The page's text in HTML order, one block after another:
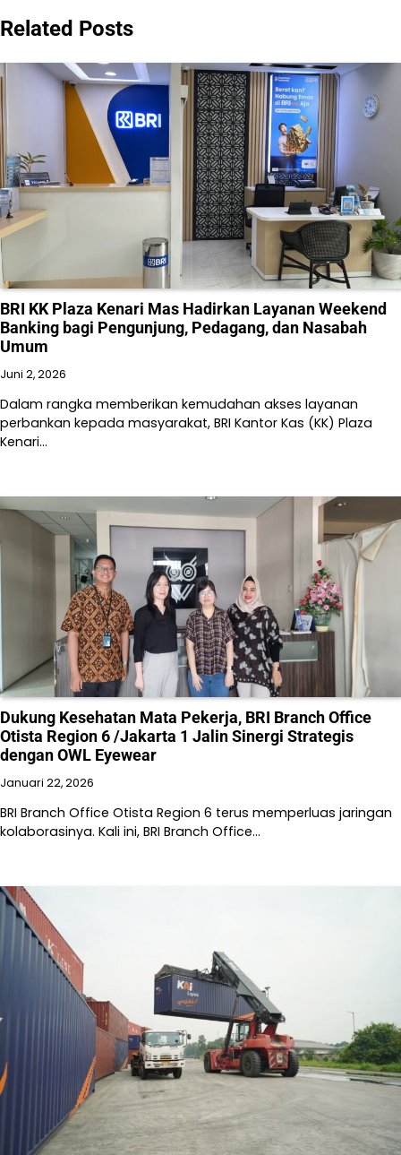
Related Posts
BRI KK Plaza Kenari Mas Hadirkan Layanan Weekend
Banking bagi Pengunjung, Pedagang, dan Nasabah
Umum
Juni 2, 2026
Dalam rangka memberikan kemudahan akses layanan
perbankan kepada masyarakat, BRI Kantor Kas (KK) Plaza
Kenari…
Dukung Kesehatan Mata Pekerja, BRI Branch Office
Otista Region 6 /Jakarta 1 Jalin Sinergi Strategis
dengan OWL Eyewear
Januari 22, 2026
BRI Branch Office Otista Region 6 terus memperluas jaringan
kolaborasinya. Kali ini, BRI Branch Office…